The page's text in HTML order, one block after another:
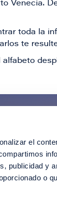
el
publicidad y
o
Venecia.
toda la
te
SUSCRÍBETE